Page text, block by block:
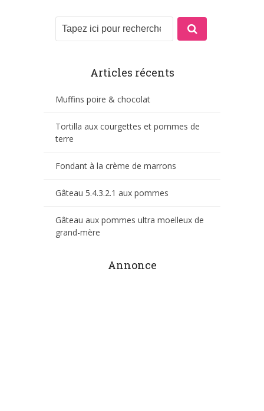
Articles récents
Muffins poire & chocolat
Tortilla aux courgettes et pommes de
terre
Fondant à la crème de marrons
Gâteau 5.4.3.2.1 aux pommes
Gâteau aux pommes ultra moelleux de
grand-mère
Annonce